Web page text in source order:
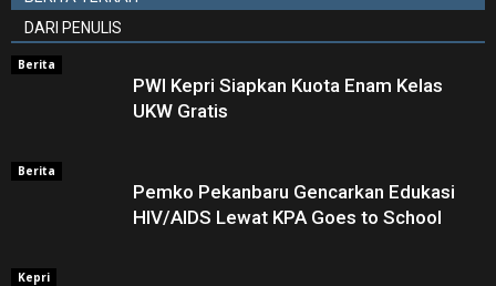
DARI PENULIS
Berita
PWI Kepri Siapkan Kuota Enam Kelas
UKW Gratis
Berita
Pemko Pekanbaru Gencarkan Edukasi
HIV/AIDS Lewat KPA Goes to School
Kepri